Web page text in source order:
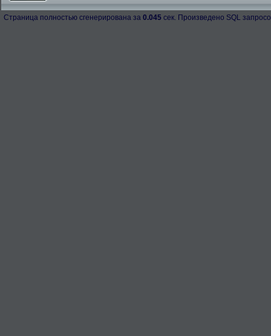
Страница полностью сгенерирована за 0.045 сек. Произведено SQL